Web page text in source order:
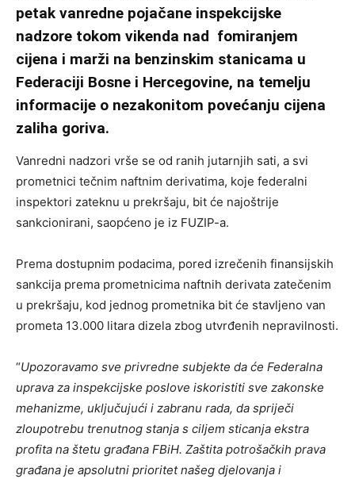
petak vanredne pojačane inspekcijske
nadzore tokom vikenda nad fomiranjem
cijena i marži na benzinskim stanicama u
Federaciji Bosne i Hercegovine, na temelju
informacije o nezakonitom povećanju cijena
zaliha goriva.
Vanredni nadzori vrše se od ranih jutarnjih sati, a svi
prometnici tečnim naftnim derivatima, koje federalni
inspektori zateknu u prekršaju, bit će najoštrije
sankcionirani, saopćeno je iz FUZIP-a.
Prema dostupnim podacima, pored izrečenih finansijskih
sankcija prema prometnicima naftnih derivata zatečenim
u prekršaju, kod jednog prometnika bit će stavljeno van
prometa 13.000 litara dizela zbog utvrđenih nepravilnosti.
“Upozoravamo sve privredne subjekte da će Federalna
uprava za inspekcijske poslove iskoristiti sve zakonske
mehanizme, uključujući i zabranu rada, da spriječi
zloupotrebu trenutnog stanja s ciljem sticanja ekstra
profita na štetu građana FBiH. Zaštita potrošačkih prava
građana je apsolutni prioritet našeg djelovanja i